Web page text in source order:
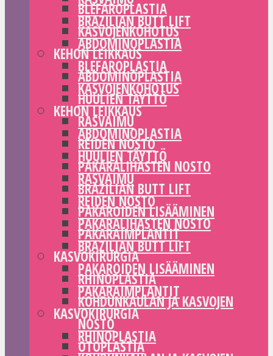
BLEFAROPLASTIA
KASVOJENKOHOTUS
KEHON LEIKKAUS
ABDOMINOPLASTIA
HUULIEN TÄYTTÖ
RASVAIMU
REIDEN NOSTO
PAKARALIHASTEN NOSTO
BRAZILIAN BUTT LIFT
PAKAROIDEN LISÄÄMINEN
PAKARAIMPLANTIT
KASVOKIRURGIA
RHINOPLASTIA
KOHDUNKAULAN JA KASVOJEN
NOSTO
OTOPLASTIA
BRAZILIAN BUTT LIFT
ABDOMINOPLASTIA
BLEFAROPLASTIA
KASVOJENKOHOTUS
KEHON LEIKKAUS
ABDOMINOPLASTIA
HUULIEN TÄYTTÖ
RASVAIMU
REIDEN NOSTO
PAKARALIHASTEN NOSTO
BRAZILIAN BUTT LIFT
PAKAROIDEN LISÄÄMINEN
PAKARAIMPLANTIT
KASVOKIRURGIA
RHINOPLASTIA